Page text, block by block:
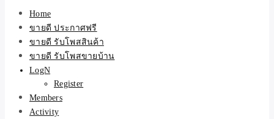
Home
ขายดี ประกาศฟรี
ขายดี รับโพสสินค้า
ขายดี รับโพสขายบ้าน
LogN
Register
Members
Activity